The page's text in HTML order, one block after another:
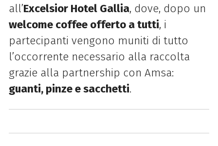
all’Excelsior Hotel Gallia, dove, dopo un
welcome coffee offerto a tutti, i
partecipanti vengono muniti di tutto
l’occorrente necessario alla raccolta
grazie alla partnership con Amsa:
guanti, pinze e sacchetti.